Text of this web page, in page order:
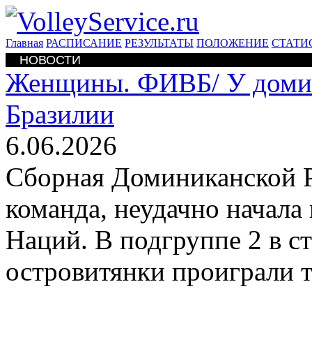
Главная РАСПИСАНИЕ РЕЗУЛЬТАТЫ ПОЛОЖЕНИЕ
НОВОСТИ
Женщины. ФИВБ/ У
Бразилии
6.06.2026
Сборная Доминиканской
команда, неудачно
Наций. В подгруппе 2 в
островитянки проиграли